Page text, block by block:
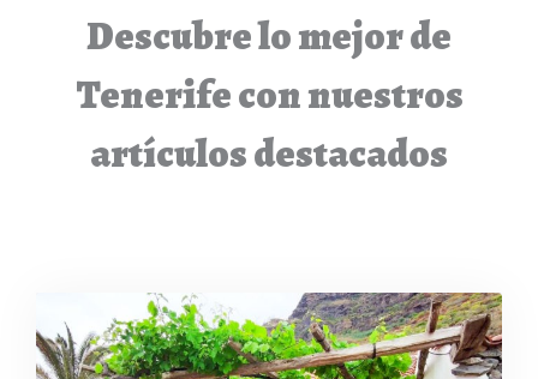
Descubre lo mejor de
Tenerife con nuestros
artículos destacados